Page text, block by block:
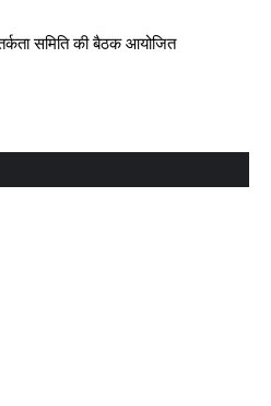
समिति की बैठक आयोजित